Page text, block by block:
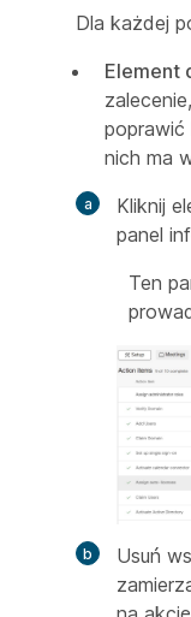
Dla każdej
Element
nich ma
Kliknij
panel
Ten
Usuń